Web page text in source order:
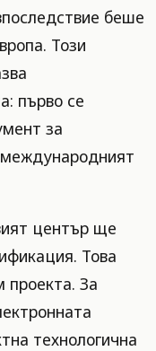
беше
Този
първо се
за
център ще
Това
проекта. За
технологична